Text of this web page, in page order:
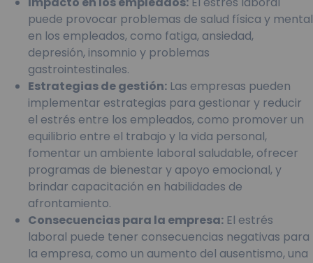
puede provocar problemas de salud física y mental
en los empleados, como fatiga, ansiedad,
depresión, insomnio y problemas
gastrointestinales.
Estrategias de gestión: Las empresas pueden
implementar estrategias para gestionar y reducir
el estrés entre los empleados, como promover un
equilibrio entre el trabajo y la vida personal,
fomentar un ambiente laboral saludable, ofrecer
programas de bienestar y apoyo emocional, y
brindar capacitación en habilidades de
afrontamiento.
Consecuencias para la empresa: El estrés
laboral puede tener consecuencias negativas para
la empresa, como un aumento del ausentismo, una